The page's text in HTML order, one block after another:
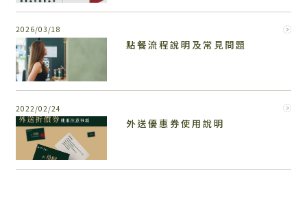
2026/03/18
點餐流程說明及常見問題
2022/02/24
外送優惠券使用說明